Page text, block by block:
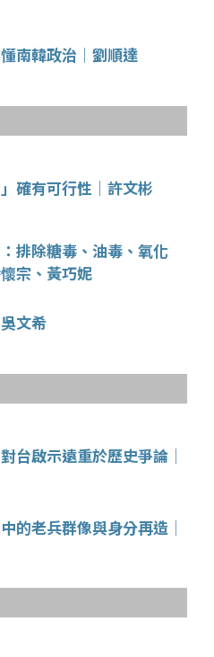
南韓政治│劉順達
」確有可行性│許文彬
排除糖毒、油毒、氧化
宗、黃巧妮
文希
對台啟示遠重於歷史爭論│
中的老兵群像與身分再造│